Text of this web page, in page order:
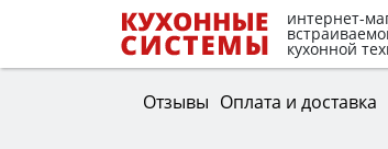
интернет-
кухонной
Отзывы Оплата и доставка